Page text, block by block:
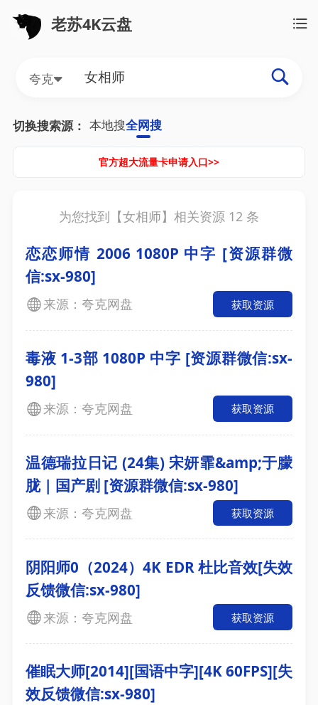
老苏4K云盘
夸克
切换搜索源： 本地搜全网搜
官方超大流量卡申请入口>>
为您找到【女相师】相关资源 12 条
恋恋师情 2006 1080P 中字 [资源群微
信:sx-980]
来源：夸克网盘 获取资源
毒液 1-3部 1080P 中字 [资源群微信:sx-
980]
来源：夸克网盘 获取资源
温德瑞拉日记 (24集) 宋妍霏&amp;于朦
胧 | 国产剧 [资源群微信:sx-980]
来源：夸克网盘 获取资源
阴阳师0（2024）4K EDR 杜比音效[失效
反馈微信:sx-980]
来源：夸克网盘 获取资源
催眠大师[2014][国语中字][4K 60FPS][失
效反馈微信:sx-980]